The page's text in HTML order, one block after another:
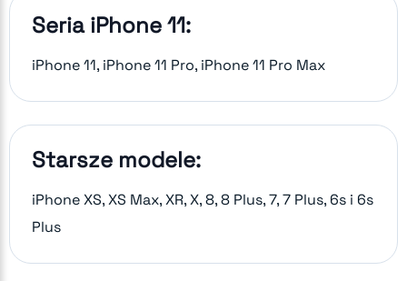
Seria iPhone 11:
iPhone 11, iPhone 11 Pro, iPhone 11 Pro Max
Starsze modele:
iPhone XS, XS Max, XR, X, 8, 8 Plus, 7, 7 Plus, 6s i 6s
Plus